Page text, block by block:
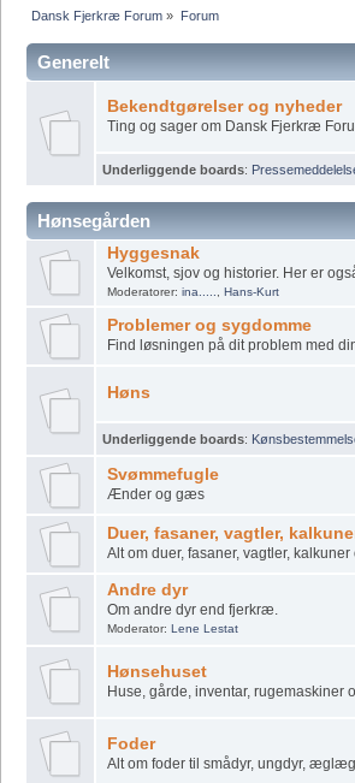
Dansk Fjerkræ Forum » Forum
Generelt
Bekendtgørelser og nyheder
Ting og sager om Dansk Fjerkræ
Underliggende boards:
Hønsegården
Hyggesnak
Velkomst, sjov og historier. Her er
Moderatorer: ina..... Hans-Kurt
Problemer og sygdomme
Find løsningen på dit problem med
Høns
Underliggende boards:
Svømmefugle
Ænder og gæs
Duer, fasaner, vagtler,
Alt om duer, fasaner, vagtler, kalkuner
Andre dyr
Om andre dyr end fjerkræ.
Moderator: Lene Lestat
Hønsehuset
Huse, gårde, inventar, rugemaskiner
Foder
Alt om foder til smådyr, ungdyr,